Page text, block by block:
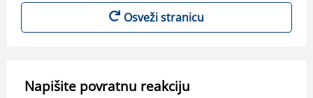
Osveži stranicu
Napišite povratnu reakciju